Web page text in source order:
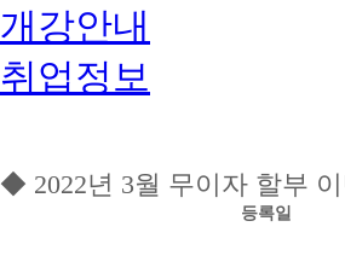
개강안내
취업정보
◆ 2022년 3월 무이자 할부
등록일